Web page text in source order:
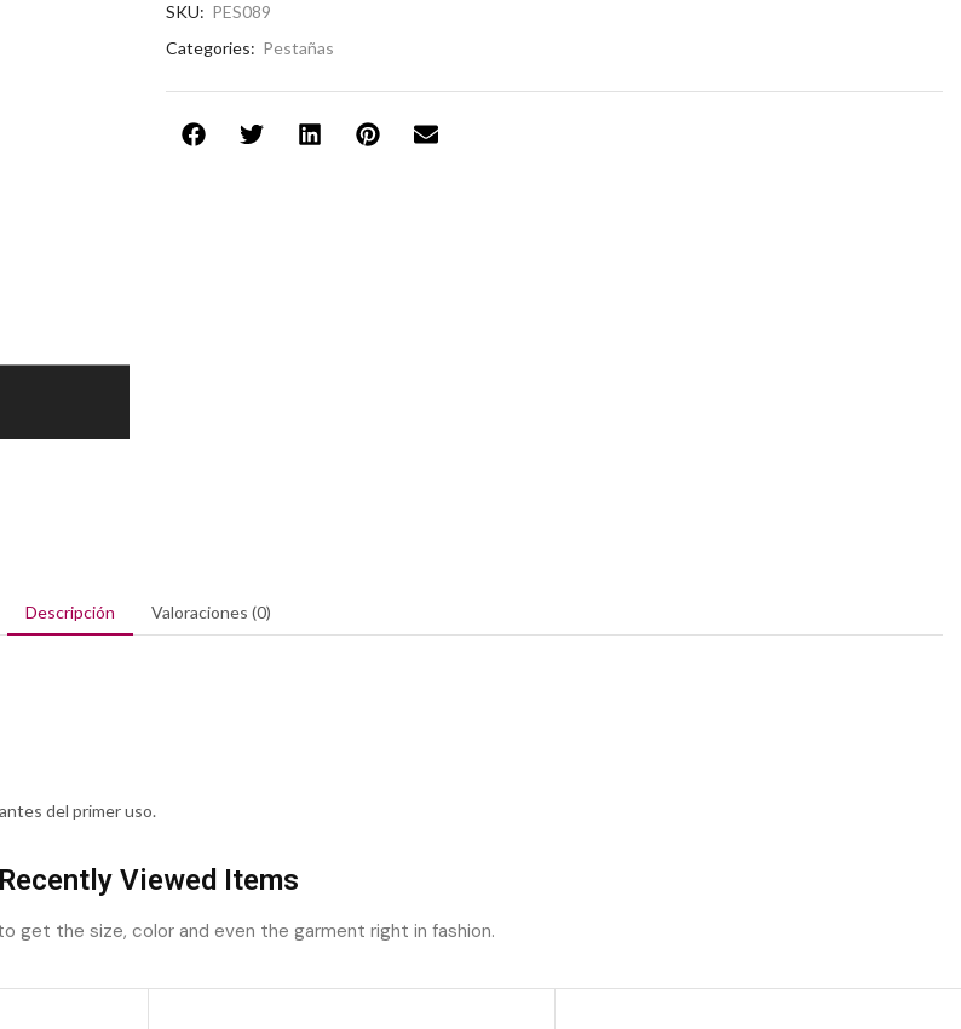
SKU: PES089
Categories: Pestañas
Descripción Valoraciones (0)
del primer uso.
Recently Viewed Items
get the size, color and even the garment right in fashion.